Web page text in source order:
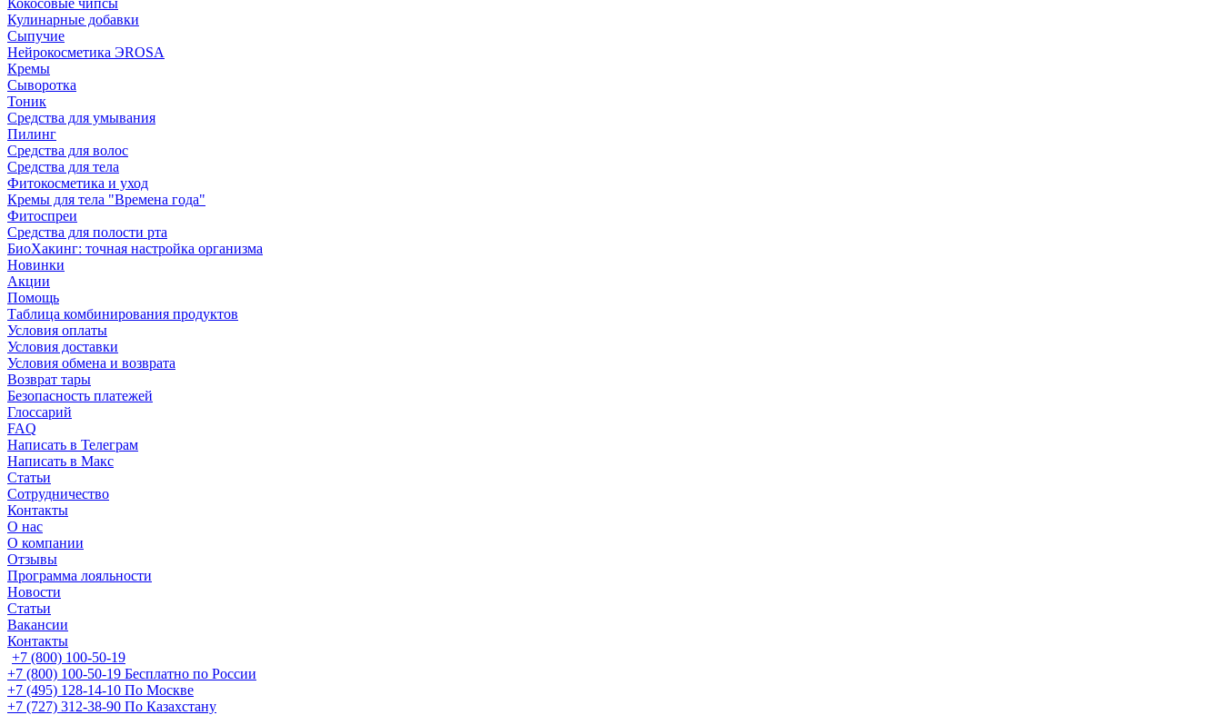
Кокосовые чипсы
Кулинарные добавки
Сыпучие
Нейрокосметика ЭROSA
Кремы
Сыворотка
Тоник
Средства для умывания
Пилинг
Средства для волос
Средства для тела
Фитокосметика и уход
Кремы для тела "Времена года"
Фитоспреи
Средства для полости рта
БиоХакинг: точная настройка организма
Новинки
Акции
Помощь
Таблица комбинирования продуктов
Условия оплаты
Условия доставки
Условия обмена и возврата
Возврат тары
Безопасность платежей
Глоссарий
FAQ
Написать в Телеграм
Написать в Макс
Статьи
Сотрудничество
Контакты
О нас
О компании
Отзывы
Программа лояльности
Новости
Статьи
Вакансии
Контакты
+7 (800) 100-50-19
+7 (800) 100-50-19 Бесплатно по России
+7 (495) 128-14-10 По Москве
+7 (727) 312-38-90 По Казахстану